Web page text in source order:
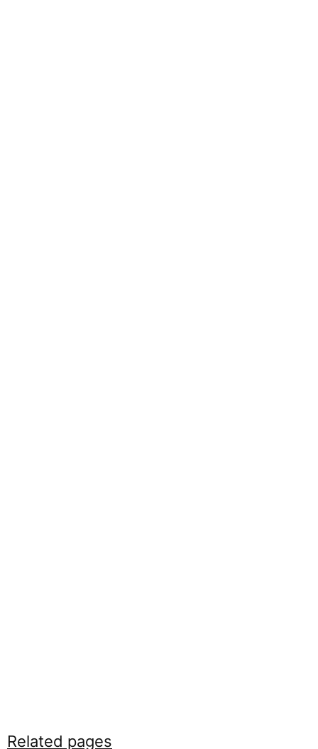
Related pages